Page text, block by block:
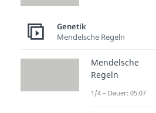
Genetik
Mendelsche Regeln
Mendelsche
Regeln
1/4 – Dauer: 05:07